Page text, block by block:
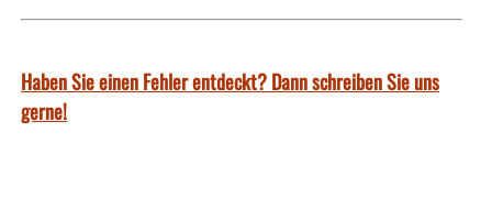
Haben Sie einen Fehler entdeckt? Dann schreiben Sie uns
gerne!